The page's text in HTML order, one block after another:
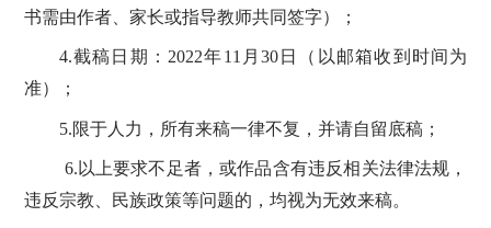
书需由作者、家长或指导教师共同签字）；
4.截稿日期：2022年11 月 30日（以邮箱收到时间为
准）
；
5.限于人力，所有来稿一律不复，并请自留底稿；
6.以上要求不足者，或作品含有违反相关法律法规，
违反宗教、民族政策等问题的，均视为无效来稿。